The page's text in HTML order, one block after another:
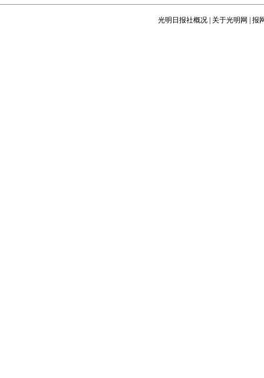
光明日报社概况 关于光明网 报